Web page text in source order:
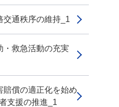
通秩序の維持_1
救急活動の充実
償の適正化を始め
支援の推進_1